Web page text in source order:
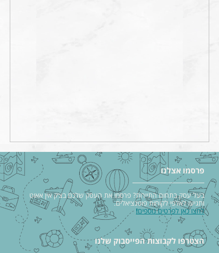
פרסמו אצלנו
בעל עסק בתחום התיירות? פרסמו את העסק שלכם בצ׳ק אין אאוט
ותגיעו לאלפי לקוחות פוטנציאלים.
לחצו כאן לפרטים נוספים!
הצטרפו לקבוצות הפייסבוק שלנו